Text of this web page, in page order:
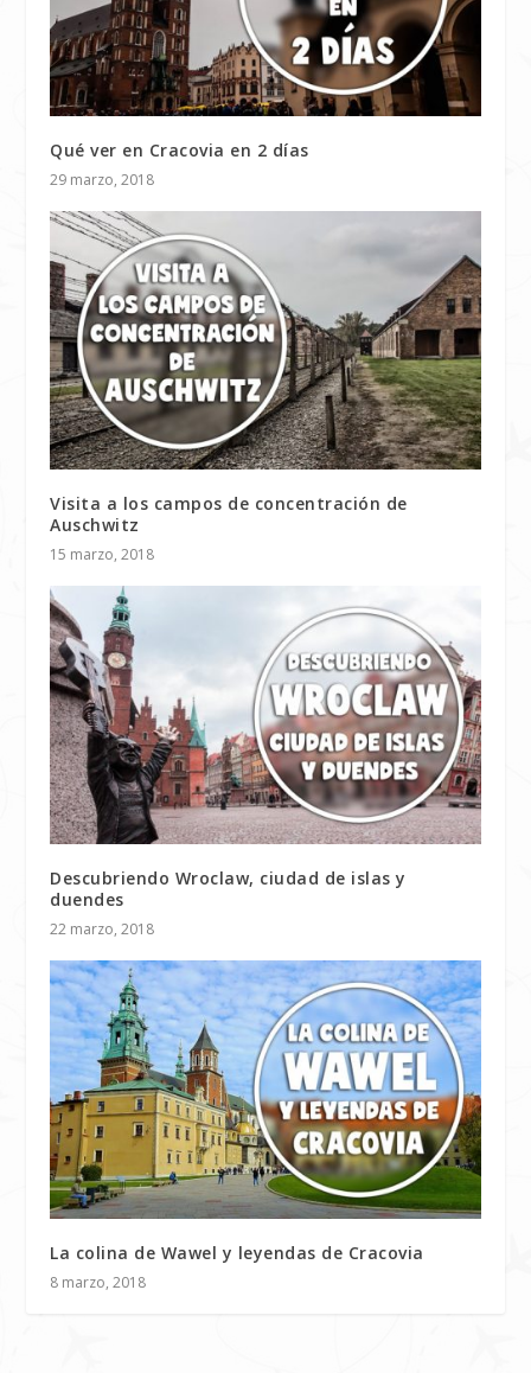
Qué ver en Cracovia en 2 días
29 marzo, 2018
Visita a los campos de concentración de
Auschwitz
15 marzo, 2018
Descubriendo Wroclaw, ciudad de islas y
duendes
22 marzo, 2018
La colina de Wawel y leyendas de Cracovia
8 marzo, 2018